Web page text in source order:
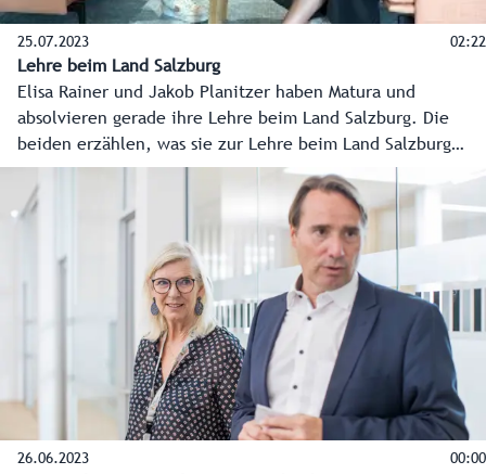
25.07.2023 02:22
Lehre beim Land Salzburg
Elisa Rainer und Jakob Planitzer haben Matura und
absolvieren gerade ihre Lehre beim Land Salzburg. Die
beiden erzählen, was sie zur Lehre beim Land Salzburg
bewegt hat, welche Vorteile die Lehre hat und wie
vielseitig der Arbeitgeber Land Salzburg ist.
26.06.2023 00:00